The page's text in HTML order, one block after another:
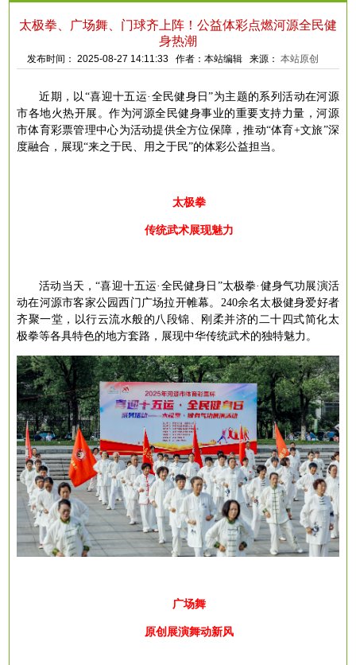
太极拳、广场舞、门球齐上阵！公益体彩点燃河源全民健
身热潮
发布时间： 2025-08-27 14:11:33 作者：本站编辑 来源：本站原创
近期，以“喜迎十五运·全民健身日”为主题的系列活动在河源
市各地火热开展。作为河源全民健身事业的重要支持力量，河源
市体育彩票管理中心为活动提供全方位保障，推动“体育+文旅”深
度融合，展现“来之于民、用之于民”的体彩公益担当。
太极拳
传统武术展现魅力
活动当天，“喜迎十五运·全民健身日”太极拳·健身气功展演活
动在河源市客家公园西门广场拉开帷幕。240余名太极健身爱好者
齐聚一堂，以行云流水般的八段锦、刚柔并济的二十四式简化太
极拳等各具特色的地方套路，展现中华传统武术的独特魅力。
广场舞
原创展演舞动新风